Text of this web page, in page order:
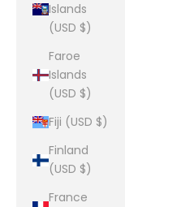
Islands
(USD $)
Faroe
Islands
(USD $)
Fiji (USD $)
Finland
(USD $)
France